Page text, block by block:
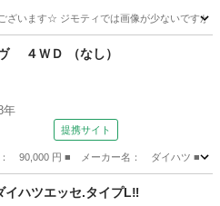
ざいます☆ ジモティでは画像が少ないです
他 車両
４ＷＤ （なし）
年
提携サイト
90,000 円 ■ メーカー名： ダイハツ
ハツエッセ.タイプL‼️